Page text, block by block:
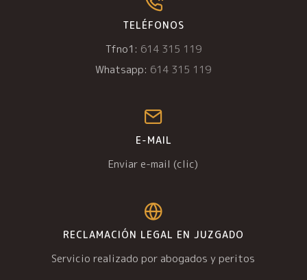
TELÉFONOS
Tfno1: 614 315 119
Whatsapp: 614 315 119
E-MAIL
Enviar e-mail (clic)
RECLAMACIÓN LEGAL EN JUZGADO
Servicio realizado por abogados y peritos